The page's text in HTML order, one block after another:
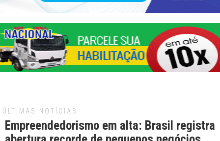
ÚLTIMAS NOTÍCIAS
Empreendedorismo em alta: Brasil registra